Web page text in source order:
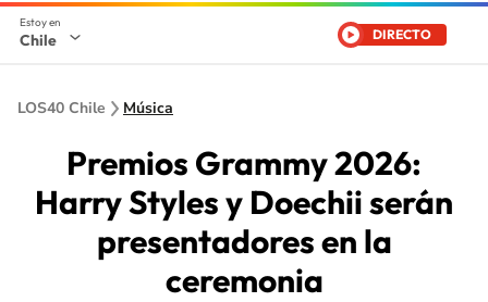
Chile DIRECTO
LOS40 Chile Música
Premios Grammy 2026:
Harry Styles y Doechii serán
presentadores en la
ceremonia